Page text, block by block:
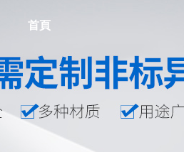
首頁